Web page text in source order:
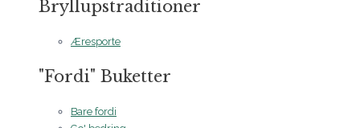
Bryllupstraditioner
Æresporte
"Fordi" Buketter
Bare fordi